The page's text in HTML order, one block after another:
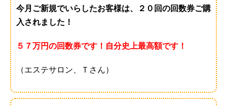
今月ご新規でいらしたお客様は、２０回の回数券ご購
入されました！
５７万円の回数券です！自分史上最高額です！
（エステサロン、Ｔさん）